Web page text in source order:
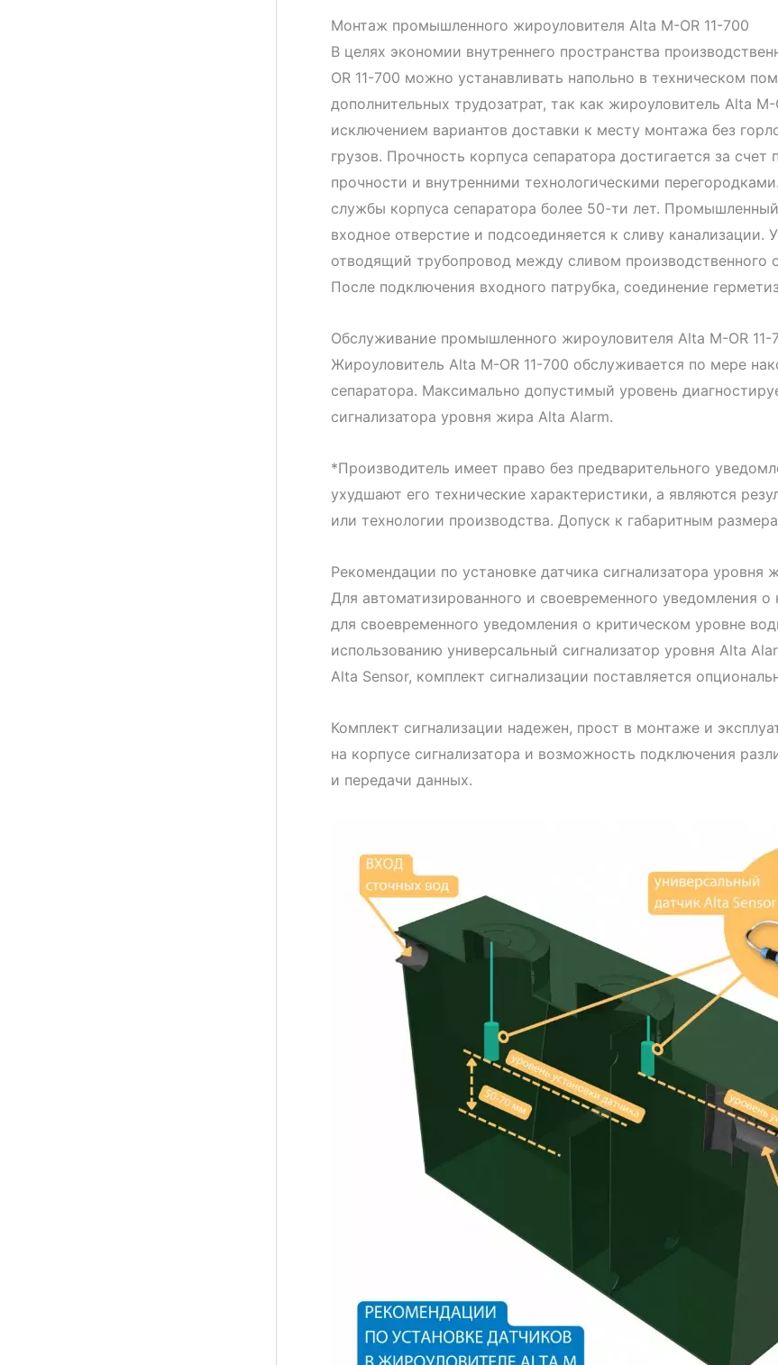
Монтаж промышленного жироуловителя Alta М-OR 11-700
В целях экономии внутреннего пространства
OR 11-700 можно устанавливать напольно в техническом
дополнительных трудозатрат, так как жироуловитель Alta
исключением вариантов доставки к месту монтажа без
грузов. Прочность корпуса сепаратора достигается за
прочности и внутренними технологическими
службы корпуса сепаратора более 50-ти лет.
входное отверстие и подсоединяется к сливу
отводящий трубопровод между сливом производственного
После подключения входного патрубка, соединение
Обслуживание промышленного жироуловителя Alta М-OR 11-
Жироуловитель Alta М-OR 11-700 обслуживается по мере
сепаратора. Максимально допустимый уровень
сигнализатора уровня жира Alta Alarm.
*Производитель имеет право без предварительного
ухудшают его технические характеристики, а являются
или технологии производства. Допуск к габаритным
Рекомендации по установке датчика сигнализатора уровня
Для автоматизированного и своевременного уведомления
для своевременного уведомления о критическом уровне
использованию универсальный сигнализатор уровня Alta
Alta Sensor, комплект сигнализации поставляется
Комплект сигнализации надежен, прост в монтаже и
на корпусе сигнализатора и возможность подключения
и передачи данных.